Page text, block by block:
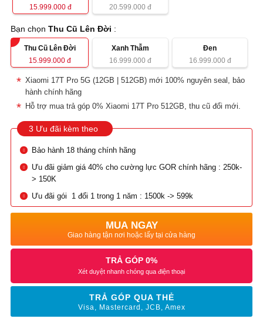
15.999.000 đ
20.599.000đ
Bạn chọnThu Cũ Lên Đời :
Thu Cũ Lên Đời
15.999.000đ
Xanh Thẫm
16.999.000đ
Đen
16.999.000đ
Xiaomi 17T Pro 5G (12GB | 512GB) mới 100% nguyên seal, bảo
hành chính hãng
Hỗ trợ mua trả góp 0% Xiaomi 17T Pro 512GB, thu cũ đổi mới.
3 Ưu đãi kèm theo
Bảo hành 18 tháng chính hãng
Ưu đãi giảm giá 40% cho cường lực GOR chính hãng : 250k-
> 150K
Ưu đãi gói 1 đổi 1 trong 1 năm : 1500k -> 599k
MUA NGAY
Giao hàng tận nơi hoặc lấy tại cửa hàng
TRẢ GÓP 0%
Xét duyệt nhanh chóng qua điện thoại
TRẢ GÓP QUA THẺ
Visa, Mastercard, JCB, Amex